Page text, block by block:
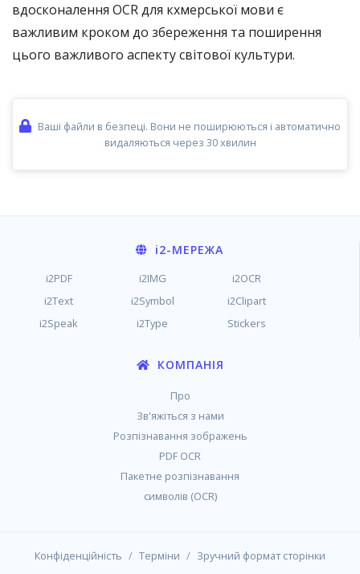
вдосконалення OCR для кхмерської мови є
важливим кроком до збереження та поширення
цього важливого аспекту світової культури.
Ваші файли в безпеці. Вони не поширюються і автоматично
видаляються через 30 хвилин
i2-МЕРЕЖА
i2PDF i2IMG
i2OCR
i2Text
i2Symbol
i2Clipart
i2Speak
i2Type Stickers
КОМПАНІЯ
Про
Зв'яжіться з нами
Розпізнавання зображень
PDF OCR
Пакетне розпізнавання
символів (OCR)
Конфіденційність / Терміни / Зручний формат сторінки